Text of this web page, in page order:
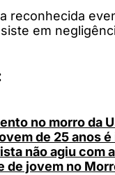
reconhecida
em
no morro da
de 25 anos
não agiu com
jovem no